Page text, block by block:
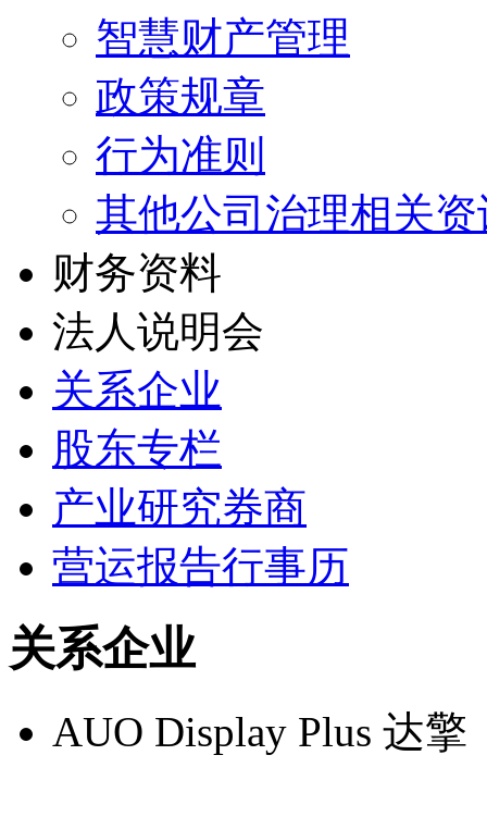
智慧财产管理
政策规章
行为准则
其他公司治理相关资
财务资料
法人说明会
关系企业
股东专栏
产业研究券商
营运报告行事历
关系企业
AUO Display Plus 达擎